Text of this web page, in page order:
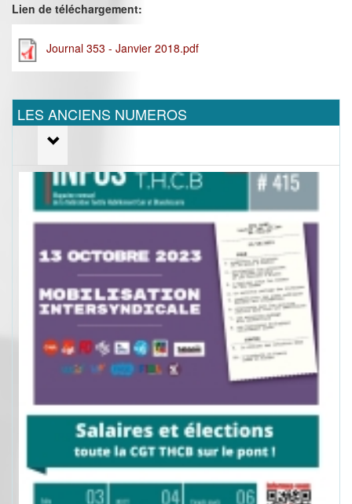
Lien de téléchargement:
Journal 353 - Janvier 2018.pdf
LES ANCIENS NUMEROS